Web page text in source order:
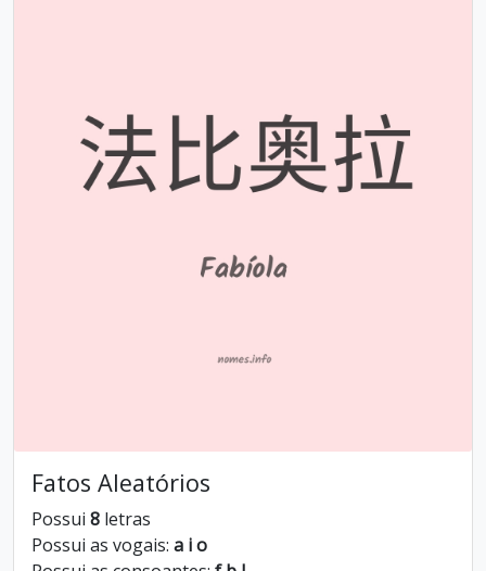
Fatos Aleatórios
Possui 8 letras
Possui as vogais: a i o